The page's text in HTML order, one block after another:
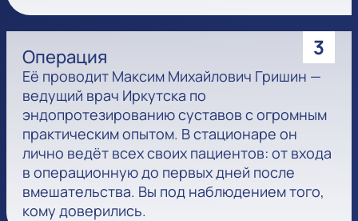
3
Операция
Её проводит Максим Михайлович Гришин —
ведущий врач Иркутска по
эндопротезированию суставов с огромным
практическим опытом. В стационаре он
лично ведёт всех своих пациентов: от входа
в операционную до первых дней после
вмешательства. Вы под наблюдением того,
кому доверились.